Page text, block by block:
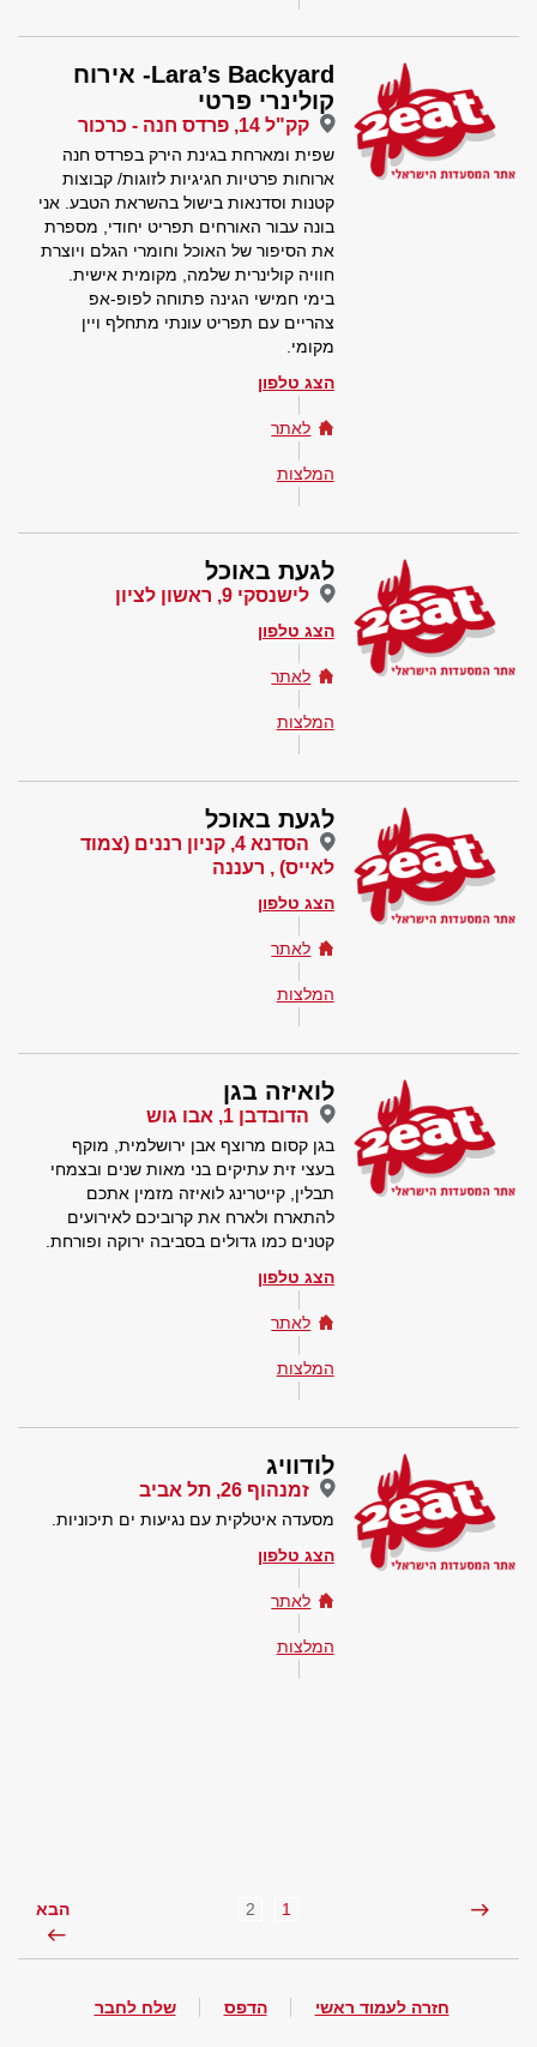
Lara’s Backyard- אירוח
קולינרי פרטי
קק"ל 14, פרדס חנה - כרכור
שפית ומארחת בגינת הירק בפרדס חנה
ארוחות פרטיות חגיגיות לזוגות/ קבוצות
קטנות וסדנאות בישול בהשראת הטבע. אני
בונה עבור האורחים תפריט יחודי, מספרת
את הסיפור של האוכל וחומרי הגלם ויוצרת
חוויה קולינרית שלמה, מקומית אישית.
בימי חמישי הגינה פתוחה לפופ-אפ
צהריים עם תפריט עונתי מתחלף ויין
מקומי.
הצג טלפון
לאתר
המלצות
לגעת באוכל
לישנסקי 9, ראשון לציון
הצג טלפון
לאתר
המלצות
לגעת באוכל
הסדנא 4, קניון רננים (צמוד
לאייס) , רעננה
הצג טלפון
לאתר
המלצות
לואיזה בגן
הדובדבן 1, אבו גוש
בגן קסום מרוצף אבן ירושלמית, מוקף
בעצי זית עתיקים בני מאות שנים ובצמחי
תבלין, קייטרינג לואיזה מזמין אתכם
להתארח ולארח את קרוביכם לאירועים
קטנים כמו גדולים בסביבה ירוקה ופורחת.
הצג טלפון
לאתר
המלצות
לודוויג
זמנהוף 26, תל אביב
מסעדה איטלקית עם נגיעות ים תיכוניות.
הצג טלפון
לאתר
המלצות
1
2 הבא
חזרה לעמוד ראשי הדפס שלח לחבר